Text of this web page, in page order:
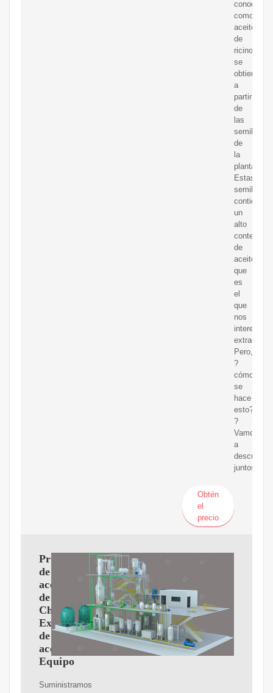
conocido
como
aceite
de
ricino,
se
obtiene
a
partir
de
las
semillas
de
la
planta.
Estas
semillas
contienen
un
alto
contenido
de
aceite,
que
es
el
que
nos
interesa
extraer.
Pero,
?
cómo
se
hace
esto?
?
Vamos
a
descubrirlo
juntos!
Obtén
el
precio
Prensa
de
aceite
de
China,
Expulsor
de
aceite,
Equipo
Suministramos